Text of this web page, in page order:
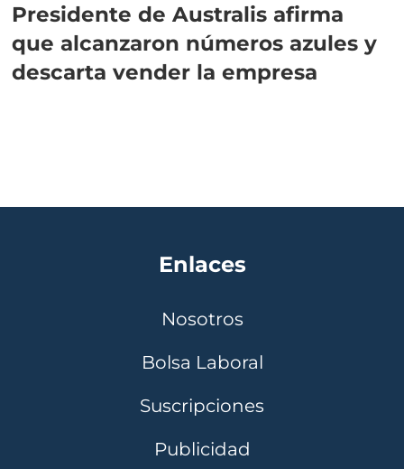
Presidente de Australis afirma
que alcanzaron números azules y
descarta vender la empresa
Enlaces
Nosotros
Bolsa Laboral
Suscripciones
Publicidad